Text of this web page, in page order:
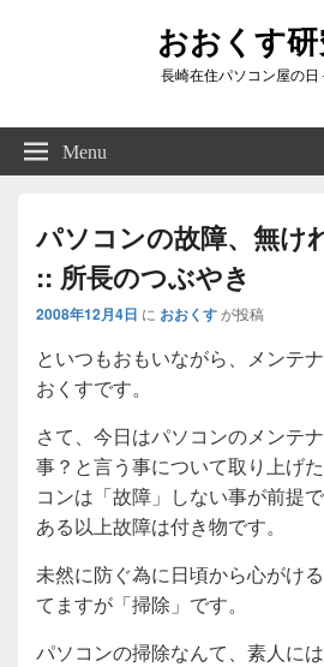
おおくす
長崎在住パソコン屋の日
Right
Sidebar
Widget
Menu
パソコンの故障、無け
:: 所長のつぶやき
2008年12月4日 に おおくすが投稿
といつもおもいながら、メンテ
おくすです。
さて、今日はパソコンのメンテ
事？と言う事について取り上げ
コンは「故障」しない事が前提
ある以上故障は付き物です。
未然に防ぐ為に日頃から心がけ
てますが「掃除」です。
パソコンの掃除なんて、素人に